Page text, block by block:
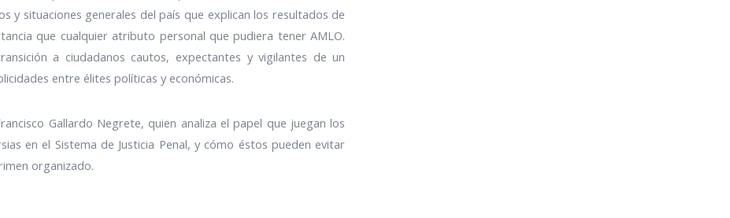
y situaciones generales del país que explican los resultados de
que cualquier atributo personal que pudiera tener AMLO.
a ciudadanos cautos, expectantes y vigilantes de un
entre élites políticas y económicas.
Gallardo Negrete, quien analiza el papel que juegan los
en el Sistema de Justicia Penal, y cómo éstos pueden evitar
organizado.